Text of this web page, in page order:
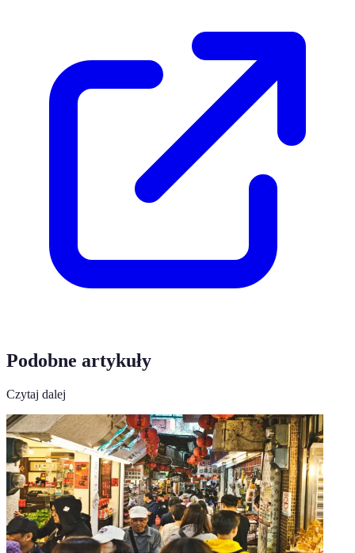
Podobne artykuły
Czytaj dalej